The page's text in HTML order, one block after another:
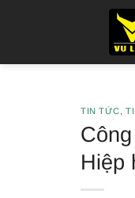
TIN TỨC,
Hiệp